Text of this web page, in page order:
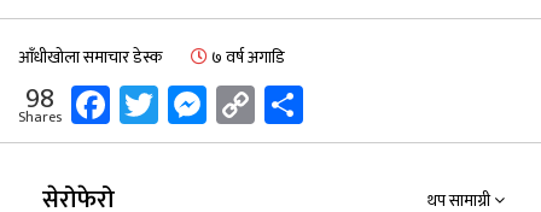
आँधीखोला समाचार डेस्क ७ वर्ष अगाडि
98
Shares Facebook
Twitter
Messenger
Copy
Link
सेरोफेरो थप सामाग्री